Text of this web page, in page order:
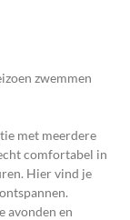
zwemmen
met meerdere
comfortabel in
Hier vind je
avonden en